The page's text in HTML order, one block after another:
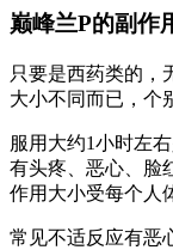
巅峰兰P的副作
只要是西药类的，
大小不同而已，个
服用大约1小时左
有头疼、恶心、脸
作用大小受每个人
常见不适反应有恶